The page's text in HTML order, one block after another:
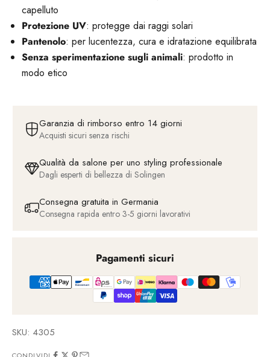
capelluto
Protezione UV: protegge dai raggi solari
Pantenolo: per lucentezza, cura e idratazione equilibrata
Senza sperimentazione sugli animali: prodotto in
modo etico
Garanzia di rimborso entro 14 giorni
Acquisti sicuri senza rischi
Qualità da salone per uno styling professionale
Dagli esperti di bellezza di Solingen
Consegna gratuita in Germania
Consegna rapida entro 3-5 giorni lavorativi
Pagamenti sicuri
SKU: 4305
CONDIVIDI